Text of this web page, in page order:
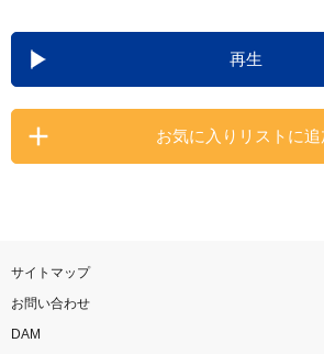
DAMの新曲・ランキング
カラオケ最新情報をチェッ
再生
お気に入りリストに追
サイトマップ
お問い合わせ
DAM